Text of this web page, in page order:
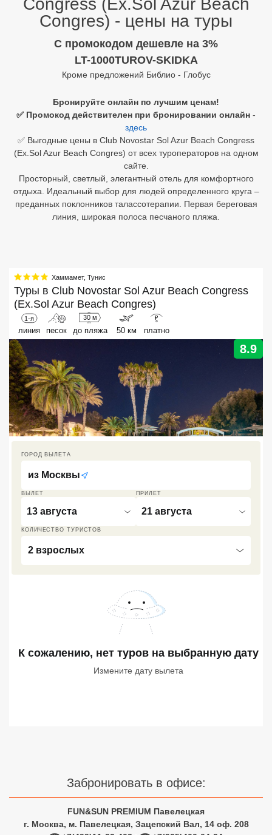
Congress (Ex.Sol Azur Beach
Congres) - цены на туры
C промокодом дешевле на 3%
LT-1000TUROV-SKIDKA
Кроме предложений Библио - Глобус
Бронируйте онлайн по лучшим ценам!
✅ Промокод действителен при бронировании онлайн -
здесь
✅ Выгодные цены в Club Novostar Sol Azur Beach Congress
(Ex.Sol Azur Beach Congres) от всех туроператоров на одном
сайте.
Просторный, светлый, элегантный отель для комфортного
отдыха. Идеальный выбор для людей определенного круга –
преданных поклонников талассотерапии. Первая береговая
линия, широкая полоса песчаного пляжа.
Хаммамет, Тунис
Туры в Club Novostar Sol Azur Beach Congress
(Ex.Sol Azur Beach Congres)
1-я
линия песок
30 м
до пляжа 50 км
₽
платно
8.9
ВЫЛЕТ
13 августа
ПРИЛЕТ
21 августа
КОЛИЧЕСТВО ТУРИСТОВ
2 взрослых
ГОРОД ВЫЛЕТА
из Москвы
К сожалению, нет туров на выбранную дату
Измените дату вылета
Забронировать в офисе:
FUN&SUN PREMIUM Павелецкая
г. Москва, м. Павелецкая, Зацепский Вал, 14 оф. 208
Египет
Вьетнам
Хайнань
Южный Гоа
Занзибар
Кав Мин Воды
Экскурсионные туры
VIP отели 5 звезд
ТОП 10 лучших отелей 5*
ТОП 10 недорогих отелей
5*
Лучшие отели 4* звезды
Недорогие отели 4*
звезды
Лучшие отели 3* звезды
звезды
Сетевые отели Турции
Сетевые отели Шри Ланки
Сетевые отели Сейшел
Сетевые отели Маврикия